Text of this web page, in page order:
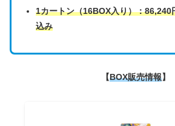
1カートン（16BOX入り）：
込み
【BOX販売情報】